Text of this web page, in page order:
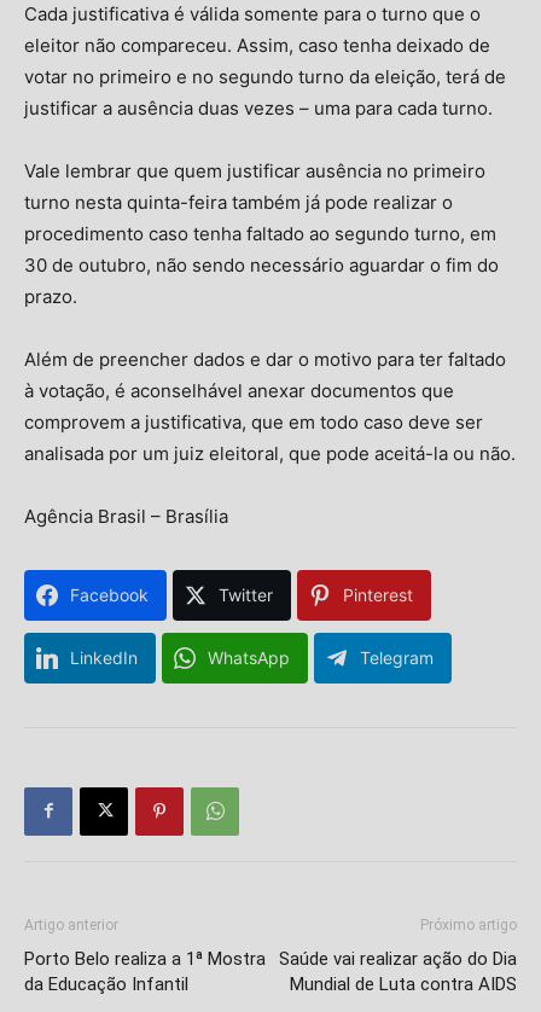
Cada justificativa é válida somente para o turno que o
eleitor não compareceu. Assim, caso tenha deixado de
votar no primeiro e no segundo turno da eleição, terá de
justificar a ausência duas vezes – uma para cada turno.
Vale lembrar que quem justificar ausência no primeiro
turno nesta quinta-feira também já pode realizar o
procedimento caso tenha faltado ao segundo turno, em
30 de outubro, não sendo necessário aguardar o fim do
prazo.
Além de preencher dados e dar o motivo para ter faltado
à votação, é aconselhável anexar documentos que
comprovem a justificativa, que em todo caso deve ser
analisada por um juiz eleitoral, que pode aceitá-la ou não.
Agência Brasil – Brasília
Facebook Twitter Pinterest
LinkedIn WhatsApp Telegram
Artigo anterior
Porto Belo realiza a 1ª Mostra
da Educação Infantil
Próximo artigo
Saúde vai realizar ação do Dia
Mundial de Luta contra AIDS